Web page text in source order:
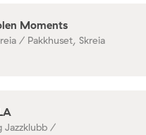
Moments
/ Pakkhuset, Skreia
Jazzklubb /